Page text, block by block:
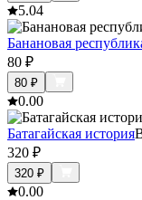
5.04
Банановая
80 ₽
80 ₽
0.00
Батагайская история
320 ₽
320 ₽
0.00